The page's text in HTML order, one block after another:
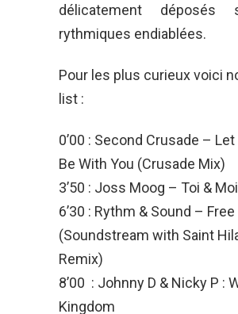
délicatement déposés
rythmiques endiablées.
Pour les plus curieux voici
list :
0’00 : Second Crusade –
Be With You (Crusade Mix)
3’50 : Joss Moog – Toi & Moi
6’30 : Rythm & Sound – Free
(Soundstream with Saint
Remix)
8’00 : Johnny D & Nicky P :
Kingdom